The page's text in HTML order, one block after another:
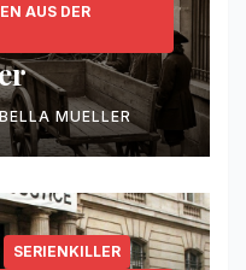
AUS DER
MUELLER
SERIENKILLER